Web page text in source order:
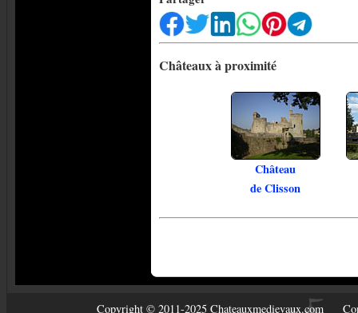
Châteaux à proximité
Château
de Clisson
Copyright © 2011-2025 Chateauxmedievaux.com